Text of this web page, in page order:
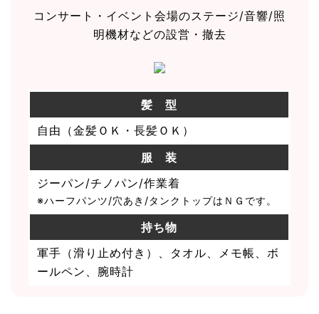
コンサート・イベント会場のステージ/音響/照
明機材などの設営・撤去
髪 型
自由（金髪ＯＫ・長髪ＯＫ）
服 装
ジーパン/チノパン/作業着
※ハーフパンツ/穴あき/タンクトップはＮＧです。
持ち物
軍手（滑り止め付き）、タオル、メモ帳、ボ
ールペン、腕時計